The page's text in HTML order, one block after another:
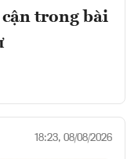
trong bài
18:23, 08/08/2026